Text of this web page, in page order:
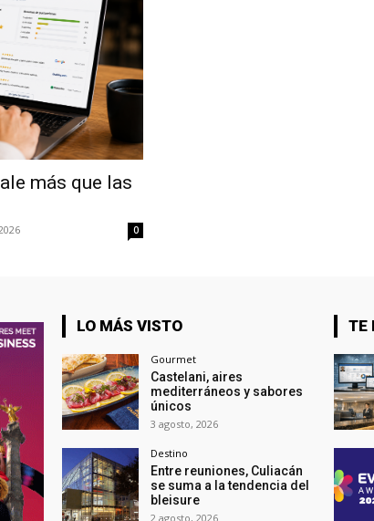
más que las
0
LO MÁS VISTO
Gourmet
Castelani, aires
mediterráneos y sabores
únicos
3 agosto, 2026
Destino
Entre reuniones, Culiacán
se suma a la tendencia del
bleisure
2 agosto, 2026
TE